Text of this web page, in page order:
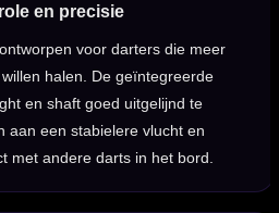
en precisie
voor darters die meer
halen. De geïntegreerde
en shaft goed uitgelijnd te
aan een stabielere vlucht en
met andere darts in het bord.